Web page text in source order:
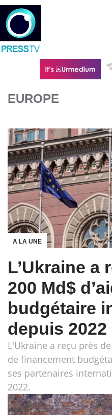
EUROPE
A LA UNE
L’Ukraine a
200 Md$
budgétaire
depuis 2022
L'Ukraine a reçu près
de financement
ses partenaires
2022.